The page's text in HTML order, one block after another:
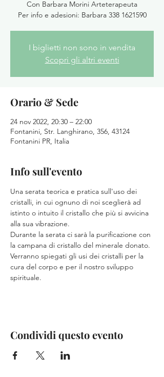
Con Barbara Morini Arteterapeuta
Per info e adesioni: Barbara 338 1621590
I biglietti non sono in vendita
Scopri gli altri eventi
Orario & Sede
24 nov 2022, 20:30 – 22:00
Fontanini, Str. Langhirano, 356, 43124
Fontanini PR, Italia
Info sull'evento
Una serata teorica e pratica sull'uso dei
cristalli, in cui ognuno di noi sceglierà ad
istinto o intuito il cristallo che più si avvicina
alla sua vibrazione.
Durante la serata ci sarà la purificazione con
la campana di cristallo del minerale donato.
Verranno spiegati gli usi dei cristalli per la
cura del corpo e per il nostro sviluppo
spirituale.
Condividi questo evento